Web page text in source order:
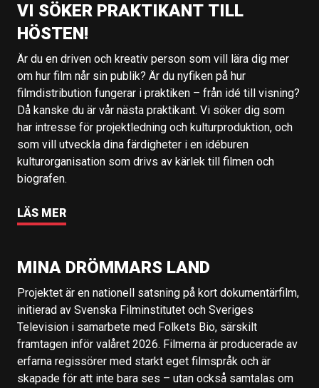
VI SÖKER PRAKTIKANT TILL
HÖSTEN!
Är du en driven och kreativ person som vill lära dig mer
om hur film når sin publik? Är du nyfiken på hur
filmdistribution fungerar i praktiken – från idé till visning?
Då kanske du är vår nästa praktikant. Vi söker dig som
har intresse för projektledning och kulturproduktion, och
som vill utveckla dina färdigheter i en idéburen
kulturorganisation som drivs av kärlek till filmen och
biografen.
LÄS MER
MINA DRÖMMARS LAND
Projektet är en nationell satsning på kort dokumentärfilm,
initierad av Svenska Filminstitutet och Sveriges
Television i samarbete med Folkets Bio, särskilt
framtagen inför valåret 2026. Filmerna är producerade av
erfarna regissörer med starkt eget filmspråk och är
skapade för att inte bara ses – utan också samtalas om